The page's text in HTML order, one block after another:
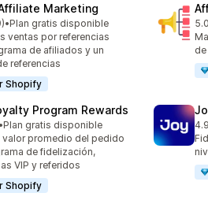
Marketing
en total
•Plan gratis disponible
ventas por referencias
de afiliados y un
referencias
Shopify
5.0
Program Rewards
en total
•Plan gratis disponible
valor promedio del pedido
de fidelización,
VIP y referidos
Shopify
4.9